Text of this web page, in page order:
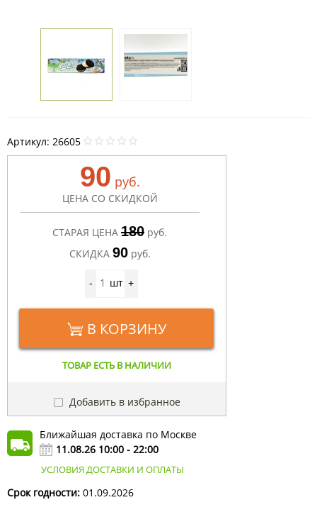
Артикул: 26605
90 руб.
ЦЕНА СО СКИДКОЙ
СТАРАЯ ЦЕНА 180 руб.
СКИДКА 90 руб.
- шт +
В КОРЗИНУ
ТОВАР ЕСТЬ В НАЛИЧИИ
Добавить в избранное
Ближайшая доставка по Москве
11.08.26 10:00 - 22:00
УСЛОВИЯ ДОСТАВКИ И ОПЛАТЫ
Срок годности: 01.09.2026